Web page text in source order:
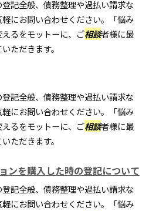
記全般、債務整理や過払い請求な
にお問い合わせください。「悩み
るをモットーに、ご相談者様に最
ただきます。
記全般、債務整理や過払い請求な
にお問い合わせください。「悩み
るをモットーに、ご相談者様に最
ただきます。
ンを購入した時の登記について
記全般、債務整理や過払い請求な
にお問い合わせください。「悩み